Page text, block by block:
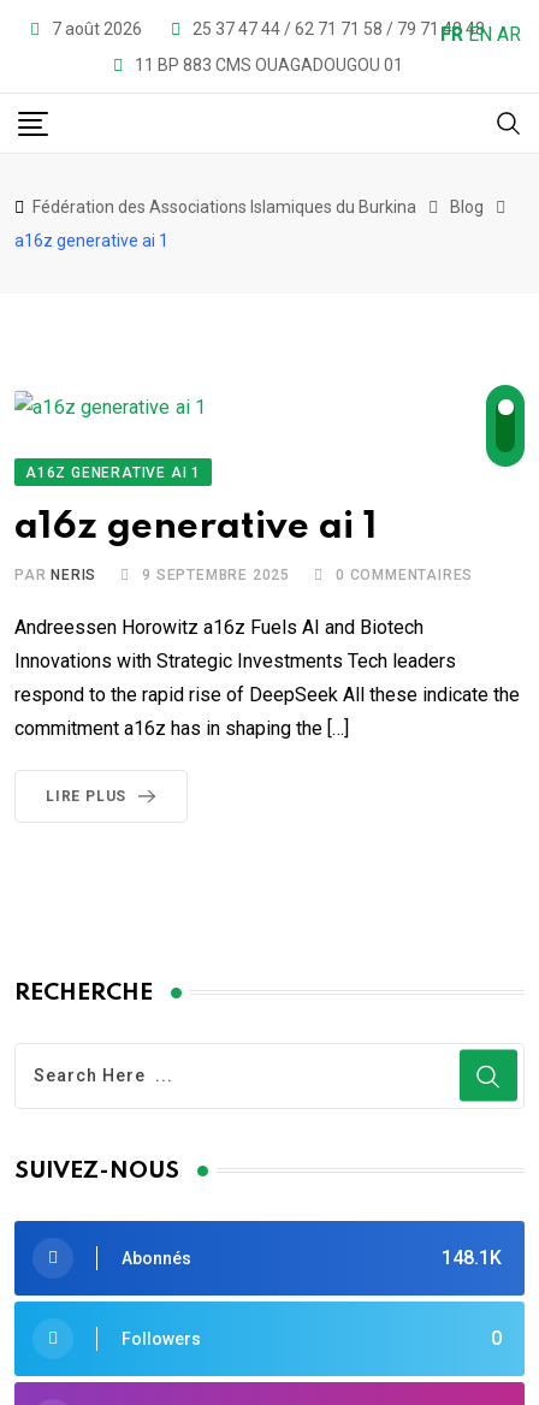
7 août 2026
25 37 47 44 / 62 71 71 58 / 79 71 48 48
11 BP 883 CMS OUAGADOUGOU 01
Fédération des Associations Islamiques du Burkina
Blog
a16z generative ai 1
A16Z GENERATIVE AI 1
a16z generative ai 1
PARNERIS 9 SEPTEMBRE 2025 0 COMMENTAIRES
Andreessen Horowitz a16z Fuels AI and Biotech
Innovations with Strategic Investments Tech leaders
respond to the rapid rise of DeepSeek All these indicate the
commitment a16z has in shaping the […]
LIRE PLUS
RECHERCHE
SUIVEZ-NOUS
148.1K
Abonnés
0
Followers
FR EN AR